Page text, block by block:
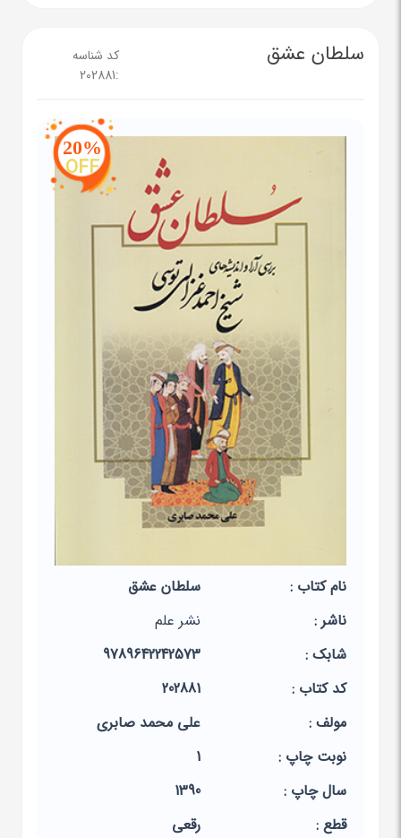
سلطان عشق
کد شناسه
:
202881
20%
OFF
نام کتاب :
سلطان عشق
ناشر :
نشر علم
شابک :
9789642242573
کد کتاب :
202881
مولف :
علی محمد صابری
نوبت چاپ :
1
سال چاپ :
1390
قطع :
رقعی